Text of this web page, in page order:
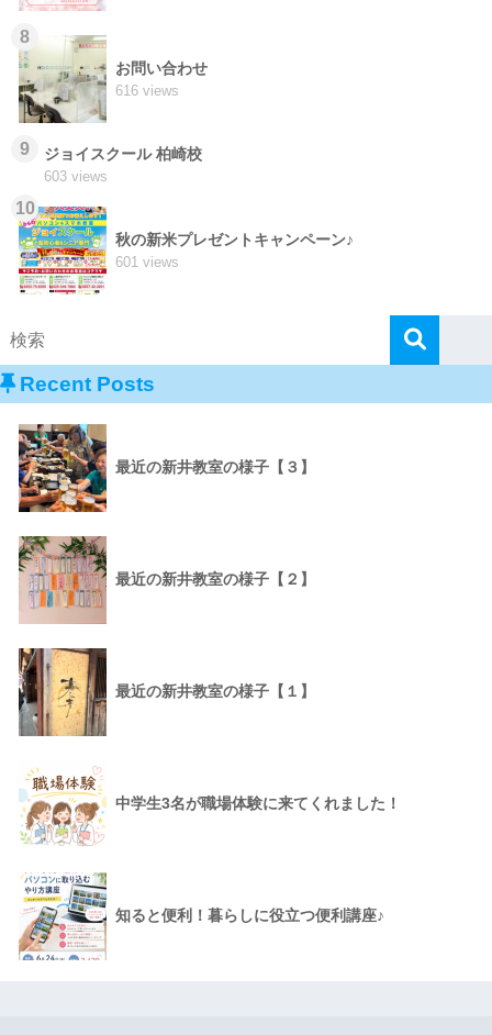
8
お問い合わせ
616 views
9 ジョイスクール 柏崎校
603 views
10
秋の新米プレゼントキャンペーン♪
601 views
Recent Posts
最近の新井教室の様子【３】
最近の新井教室の様子【２】
最近の新井教室の様子【１】
中学生3名が職場体験に来てくれました！
知ると便利！暮らしに役立つ便利講座♪